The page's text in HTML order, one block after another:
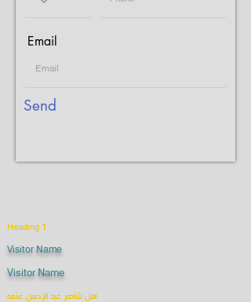
Email
Send
Heading 1
Visitor Name
Visitor Name
امل شاهر عبد الرحمن عتمه